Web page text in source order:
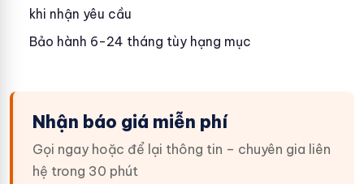
khi nhận yêu cầu
Bảo hành 6-24 tháng tùy hạng mục
Nhận báo giá miễn phí
Gọi ngay hoặc để lại thông tin – chuyên gia liên
hệ trong 30 phút